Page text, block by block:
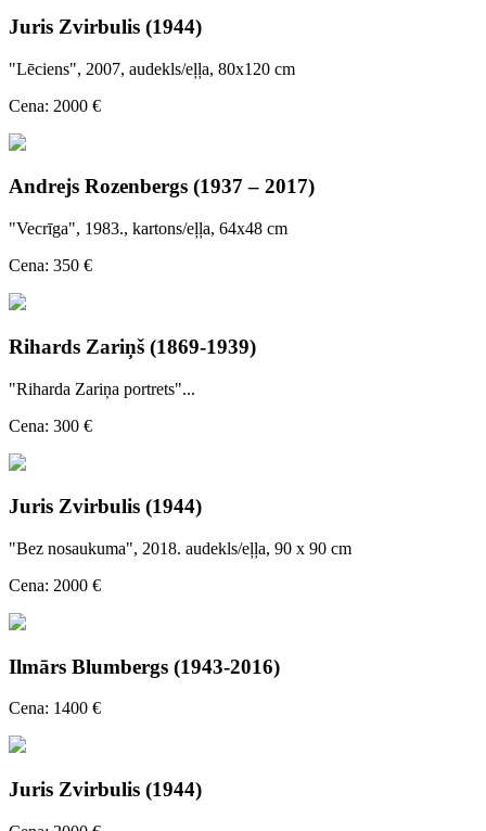
Juris Zvirbulis (1944)
"Lēciens", 2007, audekls/eļļa, 80x120 cm
Cena: 2000 €
Andrejs Rozenbergs (1937 – 2017)
"Vecrīga", 1983., kartons/eļļa, 64x48 cm
Cena: 350 €
Rihards Zariņš (1869-1939)
"Riharda Zariņa portrets"...
Cena: 300 €
Juris Zvirbulis (1944)
"Bez nosaukuma", 2018. audekls/eļļa, 90 x 90 cm
Cena: 2000 €
Ilmārs Blumbergs (1943-2016)
Cena: 1400 €
Juris Zvirbulis (1944)